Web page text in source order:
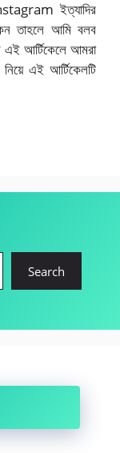
ইত্যাদির
তাহলে আমি বলব
আর্টিকেলে আমরা
নিয়ে এই আর্টিকেলটি
Search